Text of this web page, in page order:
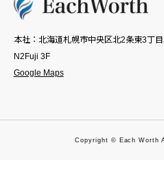
本社：北海道札幌市中央区北2条東3丁
N2Fuji 3F
Google Maps
Copyright © Each Worth